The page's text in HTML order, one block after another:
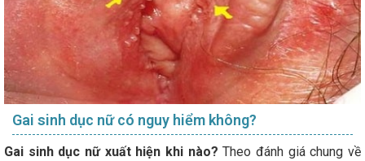
Gai sinh dục nữ có nguy hiểm không?
Gai sinh dục nữ xuất hiện khi nào?Theo đánh giá chung về